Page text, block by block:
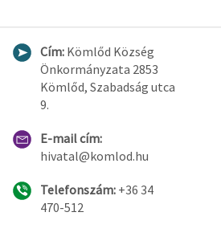
Cím: Kömlőd Község
Önkormányzata 2853
Kömlőd, Szabadság utca
9.
E-mail cím:
hivatal@komlod.hu
Telefonszám: +36 34
470-512